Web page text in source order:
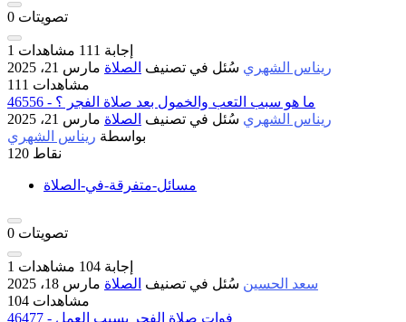
0 تصويتات
1 إجابة 111 مشاهدات
ريناس الشهري سُئل في تصنيف الصلاة مارس 21، 2025
111 مشاهدات
46556 - ما هو سبب التعب والخمول بعد صلاة الفجر ؟
ريناس الشهري سُئل في تصنيف الصلاة مارس 21، 2025
بواسطة ريناس الشهري
120 نقاط
مسائل-متفرقة-في-الصلاة
0 تصويتات
1 إجابة 104 مشاهدات
سعد الحسين سُئل في تصنيف الصلاة مارس 18، 2025
104 مشاهدات
46477 - فوات صلاة الفجر بسبب العمل